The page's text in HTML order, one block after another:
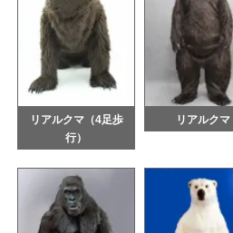
リアルクマ（4足歩
行）
リアルクマ